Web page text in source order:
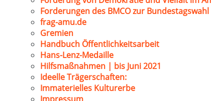
Forderungen des BMCO zur Bundestagswahl
frag-amu.de
Gremien
Handbuch Öffentlichkeitsarbeit
Hans-Lenz-Medaille
Hilfsmaßnahmen | bis Juni 2021
Ideelle Trägerschaften:
Immaterielles Kulturerbe